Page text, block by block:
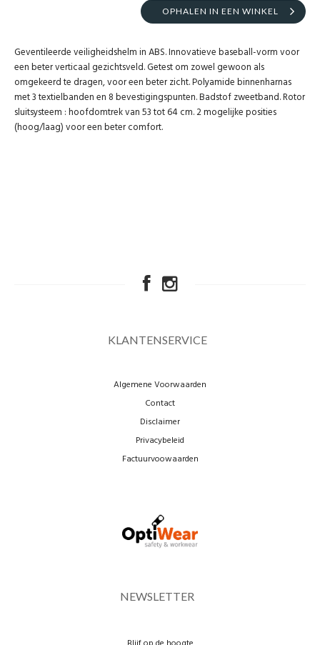
OPHALEN IN EEN WINKEL
Geventileerde veiligheidshelm in ABS. Innovatieve baseball-vorm voor
een beter verticaal gezichtsveld. Getest om zowel gewoon als
omgekeerd te dragen, voor een beter zicht. Polyamide binnenharnas
met 3 textielbanden en 8 bevestigingspunten. Badstof zweetband. Rotor
sluitsysteem : hoofdomtrek van 53 tot 64 cm. 2 mogelijke posities
(hoog/laag) voor een beter comfort.
KLANTENSERVICE
Algemene Voorwaarden
Contact
Disclaimer
Privacybeleid
Factuurvoowaarden
NEWSLETTER